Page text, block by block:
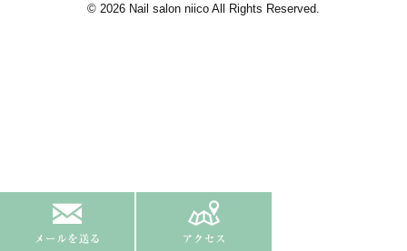
© 2026 Nail salon niico All Rights Reserved.